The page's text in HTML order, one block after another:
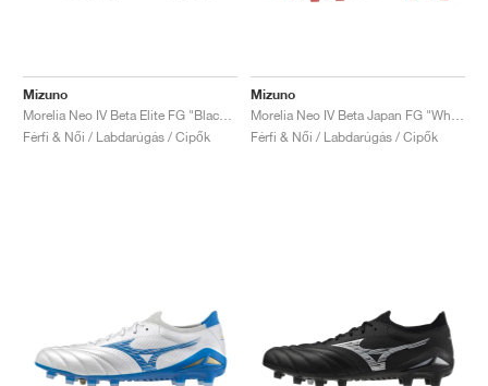
Mizuno
Férfi & Női / Labdarúgás / Cipők
Mizuno
Férfi & Női / Labdarúgás / Cipők